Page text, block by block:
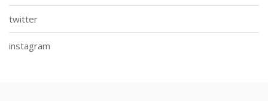
twitter
instagram